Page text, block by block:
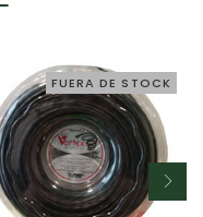
FUERA DE STOCK